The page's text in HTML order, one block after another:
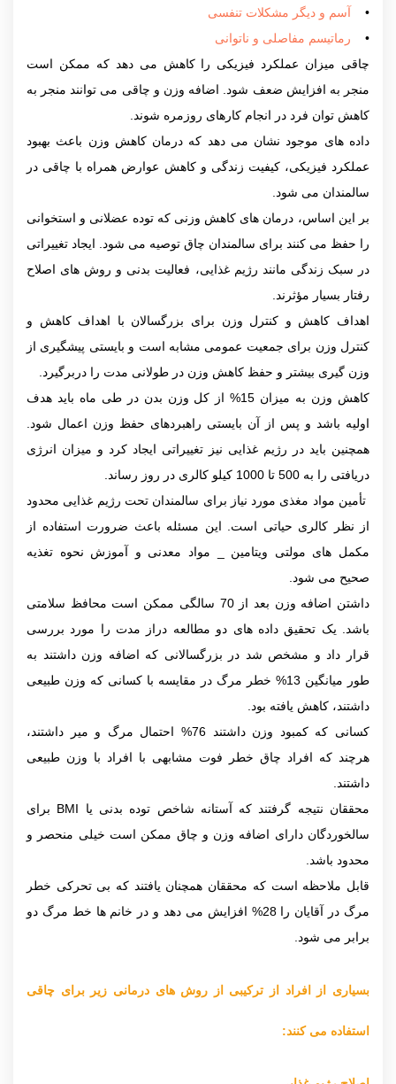
•
آسم و دیگر مشکلات تنفسی
• رماتیسم مفاصلی و ناتوانی
چاقی میزان عملکرد فیزیکی را کاهش می دهد که ممکن است
منجر به افزایش ضعف شود. اضافه وزن و چاقی می توانند منجر به
کاهش توان فرد در انجام کارهای روزمره شوند.
داده های موجود نشان می دهد که درمان کاهش وزن باعث بهبود
عملکرد فیزیکی، کیفیت زندگی و کاهش عوارض همراه با چاقی در
سالمندان می شود.
بر این اساس، درمان های کاهش وزنی که توده عضلانی و استخوانی
را حفظ می کنند برای سالمندان چاق توصیه می شود. ایجاد تغییراتی
در سبک زندگی مانند رژیم غذایی، فعالیت بدنی و روش های اصلاح
رفتار بسیار مؤثرند.
اهداف کاهش و کنترل وزن برای بزرگسالان با اهداف کاهش و
کنترل وزن برای جمعیت عمومی مشابه است و بایستی پیشگیری از
وزن گیری بیشتر و حفظ کاهش وزن در طولانی مدت را دربرگیرد.
کاهش وزن به میزان 15% از کل وزن بدن در طی ماه باید هدف
اولیه باشد و پس از آن بایستی راهبردهای حفظ وزن اعمال شود.
همچنین باید در رژیم غذایی نیز تغییراتی ایجاد کرد و میزان انرژی
دریافتی را به 500 تا 1000 کیلو کالری در روز رساند.
تأمین مواد مغذی مورد نیاز برای سالمندان تحت رژیم غذایی محدود
از نظر کالری حیاتی است. این مسئله باعث ضرورت استفاده از
مکمل های مولتی ویتامین _ مواد معدنی و آموزش نحوه تغذیه
صحیح می شود.
داشتن اضافه وزن بعد از 70 سالگی ممکن است محافظ سلامتی
باشد. یک تحقیق داده های دو مطالعه دراز مدت را مورد بررسی
قرار داد و مشخص شد در بزرگسالانی که اضافه وزن داشتند به
طور میانگین 13% خطر مرگ در مقایسه با کسانی که وزن طبیعی
داشتند، کاهش یافته بود.
کسانی که کمبود وزن داشتند 76% احتمال مرگ و میر داشتند،
هرچند که افراد چاق خطر فوت مشابهی با افراد با وزن طبیعی
داشتند.
محققان نتیجه گرفتند که آستانه شاخص توده بدنی یا BMI برای
سالخوردگان دارای اضافه وزن و چاق ممکن است خیلی منحصر و
محدود باشد.
قابل ملاحظه است که محققان همچنان یافتند که بی تحرکی خطر
مرگ در آقایان را 28% افزایش می دهد و در خانم ها خط مرگ دو
برابر می شود.
بسیاری از افراد از ترکیبی از روش های درمانی زیر برای چاقی
استفاده می کنند: